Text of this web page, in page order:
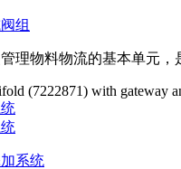
组
理物料物流的基本单元，
系统